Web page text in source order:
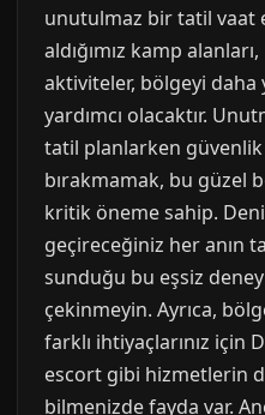
unutulmaz bir tatil vaat
aldığımız kamp
aktiviteler, bölgeyi daha
yardımcı olacaktır.
tatil planlarken
bırakmamak, bu güzel
kritik öneme sahip.
geçireceğiniz her anın
sunduğu bu eşsiz
çekinmeyin. Ayrıca,
farklı ihtiyaçlarınız için
escort gibi hizmetlerin
bilmenizde fayda var.